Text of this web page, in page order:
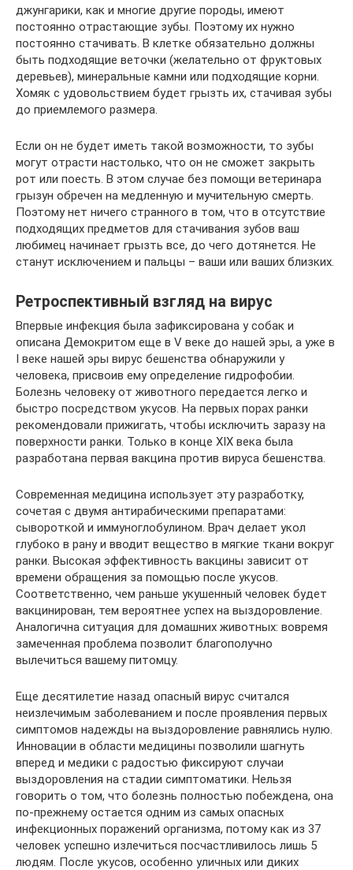
джунгарики, как и многие другие породы, имеют
постоянно отрастающие зубы. Поэтому их нужно
постоянно стачивать. В клетке обязательно должны
быть подходящие веточки (желательно от фруктовых
деревьев), минеральные камни или подходящие корни.
Хомяк с удовольствием будет грызть их, стачивая зубы
до приемлемого размера.
Если он не будет иметь такой возможности, то зубы
могут отрасти настолько, что он не сможет закрыть
рот или поесть. В этом случае без помощи ветеринара
грызун обречен на медленную и мучительную смерть.
Поэтому нет ничего странного в том, что в отсутствие
подходящих предметов для стачивания зубов ваш
любимец начинает грызть все, до чего дотянется. Не
станут исключением и пальцы – ваши или ваших близких.
Ретроспективный взгляд на вирус
Впервые инфекция была зафиксирована у собак и
описана Демокритом еще в V веке до нашей эры, а уже в
I веке нашей эры вирус бешенства обнаружили у
человека, присвоив ему определение гидрофобии.
Болезнь человеку от животного передается легко и
быстро посредством укусов. На первых порах ранки
рекомендовали прижигать, чтобы исключить заразу на
поверхности ранки. Только в конце XIX века была
разработана первая вакцина против вируса бешенства.
Современная медицина использует эту разработку,
сочетая с двумя антирабическими препаратами:
сывороткой и иммуноглобулином. Врач делает укол
глубоко в рану и вводит вещество в мягкие ткани вокруг
ранки. Высокая эффективность вакцины зависит от
времени обращения за помощью после укусов.
Соответственно, чем раньше укушенный человек будет
вакцинирован, тем вероятнее успех на выздоровление.
Аналогична ситуация для домашних животных: вовремя
замеченная проблема позволит благополучно
вылечиться вашему питомцу.
Еще десятилетие назад опасный вирус считался
неизлечимым заболеванием и после проявления первых
симптомов надежды на выздоровление равнялись нулю.
Инновации в области медицины позволили шагнуть
вперед и медики с радостью фиксируют случаи
выздоровления на стадии симптоматики. Нельзя
говорить о том, что болезнь полностью побеждена, она
по-прежнему остается одним из самых опасных
инфекционных поражений организма, потому как из 37
человек успешно излечиться посчастливилось лишь 5
людям. После укусов, особенно уличных или диких